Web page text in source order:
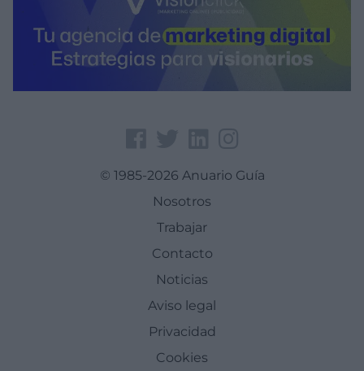
© 1985-2026 Anuario Guía
Nosotros
Trabajar
Contacto
Noticias
Aviso legal
Privacidad
Cookies